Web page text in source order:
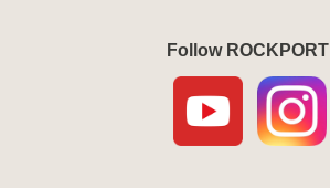
Follow ROCKPORT